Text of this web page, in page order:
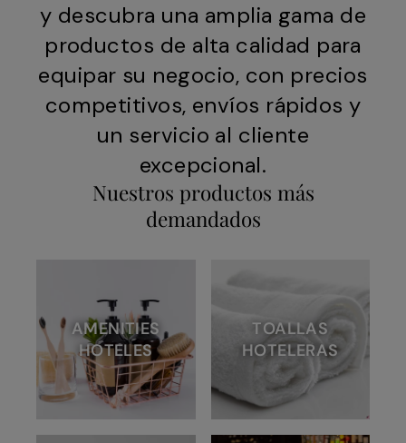
y descubra una amplia gama de
productos de alta calidad para
equipar su negocio, con precios
competitivos, envíos rápidos y
un servicio al cliente
excepcional.
Nuestros productos más
demandados
AMENITIES
HOTELES
TOALLAS
HOTELERAS